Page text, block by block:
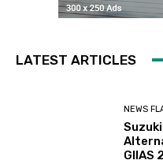
LATEST ARTICLES
NEWS
GIIAS